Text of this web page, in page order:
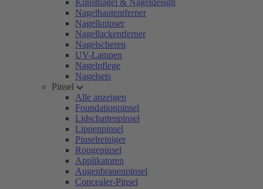
Kunstnägel & Nageldesign
Nagelhautentferner
Nagelknipser
Nagellackentferner
Nagelscheren
UV-Lampen
Nagelpflege
Nagelsets
Pinsel
Alle anzeigen
Foundationpinsel
Lidschattenpinsel
Lippenpinsel
Pinselreiniger
Rougepinsel
Applikatoren
Augenbrauenpinsel
Concealer-Pinsel